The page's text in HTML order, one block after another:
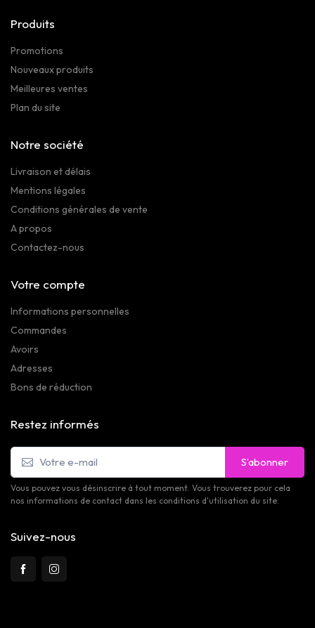
Produits
Promotions
Nouveaux produits
Meilleures ventes
Plan du site
Notre société
Livraison et délais
Mentions légales
Conditions générales de vente
A propos
Contactez-nous
Votre compte
Informations personnelles
Commandes
Avoirs
Adresses
Bons de réduction
Restez informés
S’abonner
Vous pouvez vous désinscrire à tout moment. Vous trouverez pour cela
nos informations de contact dans les conditions d'utilisation du site.
Suivez-nous